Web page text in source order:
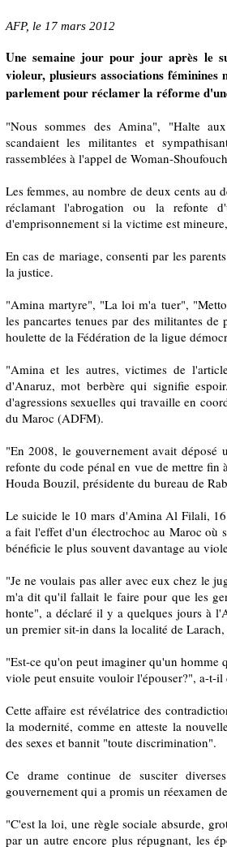
AFP, le 17 mars 2012
Une semaine jour pour jour après le
violeur, plusieurs associations
parlement pour réclamer la réforme
"Nous sommes des Amina", "Halte
scandaient les militantes et
rassemblées à l'appel de Woman-
Les femmes, au nombre de deux cents au
réclamant l'abrogation ou la
d'emprisonnement si la victime est
En cas de mariage, consenti par les
la justice.
"Amina martyre", "La loi m'a tuer",
les pancartes tenues par des militantes de
houlette de la Fédération de la ligue
"Amina et les autres, victimes de
d'Anaruz, mot berbère qui signifie
d'agressions sexuelles qui travaille en
du Maroc (ADFM).
"En 2008, le gouvernement avait
refonte du code pénal en vue de mettre
Houda Bouzil, présidente du bureau de
Le suicide le 10 mars d'Amina Al Filali,
a fait l'effet d'un électrochoc au Maroc où
bénéficie le plus souvent davantage au
"Je ne voulais pas aller avec eux chez le
m'a dit qu'il fallait le faire pour que les
honte", a déclaré il y a quelques jours à
un premier sit-in dans la localité de
"Est-ce qu'on peut imaginer qu'un
viole peut ensuite vouloir l'épouser?", a-t-il
Cette affaire est révélatrice des
la modernité, comme en atteste la
des sexes et bannit "toute discrimination".
Ce drame continue de susciter
gouvernement qui a promis un réexamen
"C'est la loi, une règle sociale absurde,
par un autre encore plus répugnant, les